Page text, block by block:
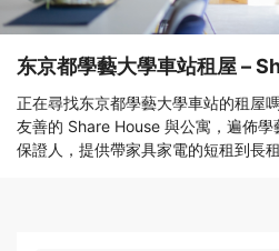
东京都學藝大學車站租屋 –
正在尋找东京都學藝大學車站的租屋
友善的 Share House 與公寓，遍佈
保證人，提供帶家具家電的短租到長租